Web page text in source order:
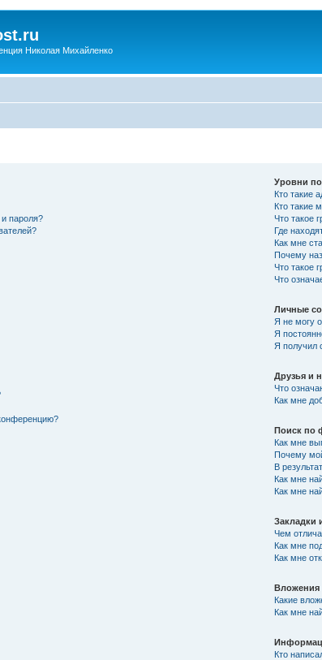
Николая Михайленко
пароля?
Уровни
Кто такие
Кто такие
Что такое
Где
Как мне
Почему
Что такое
Что
Личные
Я не могу
Я
Я получил
Друзья и
Что
Как мне
Поиск по
Как мне
Почему
В
Как мне
Как мне
Закладки
Чем
Как мне
Как мне
Вложения
Какие
Как мне
Кто